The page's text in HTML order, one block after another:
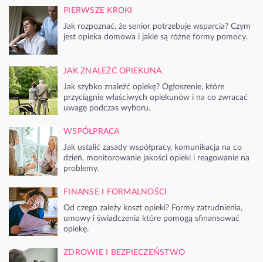
PIERWSZE KROKI
Jak rozpoznać, że senior potrzebuje wsparcia? Czym
jest opieka domowa i jakie są różne formy pomocy.
JAK ZNALEŹĆ OPIEKUNA
Jak szybko znaleźć opiekę? Ogłoszenie, które
przyciągnie właściwych opiekunów i na co zwracać
uwagę podczas wyboru.
WSPÓŁPRACA
Jak ustalić zasady współpracy, komunikacja na co
dzień, monitorowanie jakości opieki i reagowanie na
problemy.
FINANSE I FORMALNOŚCI
Od czego zależy koszt opieki? Formy zatrudnienia,
umowy i świadczenia które pomogą sfinansować
opiekę.
ZDROWIE I BEZPIECZEŃSTWO